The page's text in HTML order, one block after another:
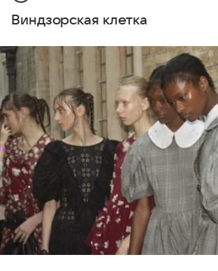
Виндзорская клетка